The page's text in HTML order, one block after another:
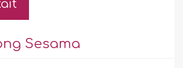
Sesama